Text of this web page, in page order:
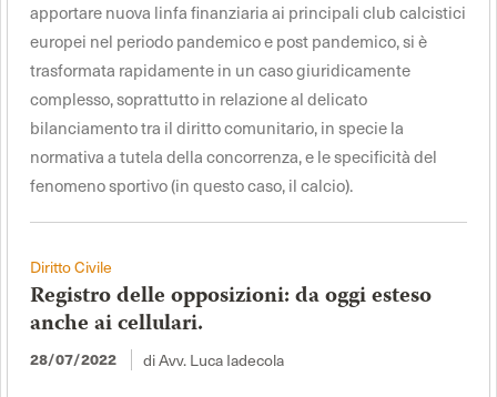
apportare nuova linfa finanziaria ai principali club calcistici
europei nel periodo pandemico e post pandemico, si è
trasformata rapidamente in un caso giuridicamente
complesso, soprattutto in relazione al delicato
bilanciamento tra il diritto comunitario, in specie la
normativa a tutela della concorrenza, e le specificità del
fenomeno sportivo (in questo caso, il calcio).
Diritto Civile
Registro delle opposizioni: da oggi esteso
anche ai cellulari.
28/07/2022 di Avv. Luca Iadecola